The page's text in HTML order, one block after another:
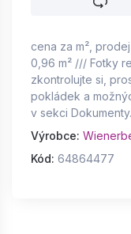
cena za m²,
0,96 m² /// Fotky
zkontrolujte si,
pokládek a
v sekci Dokumenty.
Výrobce:
Kód: 64864477